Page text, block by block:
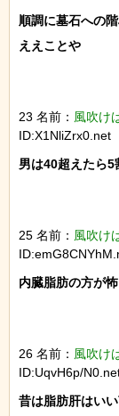
順調に墓石への
ええことや
23 名前： 風吹け
ID:X1NliZrx0.net
男は40超えたら5
25 名前： 風吹け
内臓脂肪の方が
26 名前： 風吹け
ID:UqvH6p/
昔は脂肪肝はい